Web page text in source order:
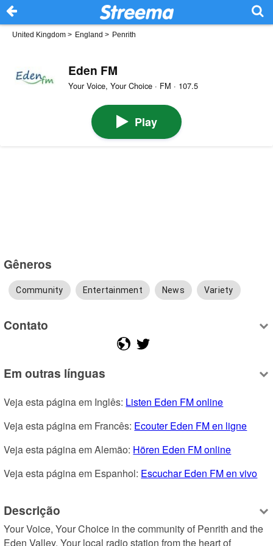
United Kingdom > England > Penrith
Eden FM
Your Voice, Your Choice · FM · 107.5
Play
Gêneros
Community Entertainment News Variety
Contato
Em outras línguas
Veja esta página em Inglês: Listen Eden FM online
Veja esta página em Francês: Ecouter Eden FM en ligne
Veja esta página em Alemão: Hören Eden FM online
Veja esta página em Espanhol: Escuchar Eden FM en vivo
Descrição
Your Voice, Your Choice in the community of Penrith and the
Eden Valley. Your local radio station from the heart of